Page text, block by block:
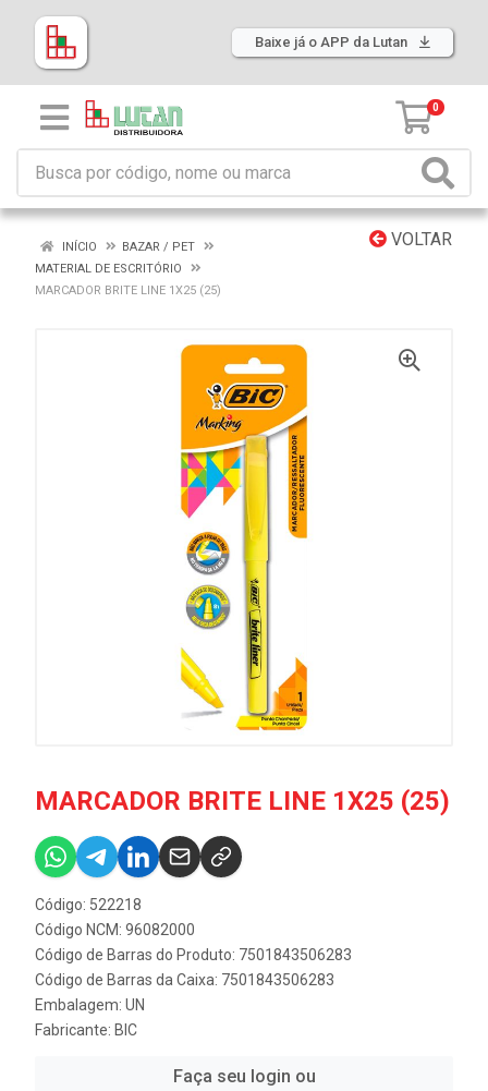
Baixe já o APP da Lutan
0
VOLTAR
INÍCIO
BAZAR / PET
MATERIAL DE ESCRITÓRIO
MARCADOR BRITE LINE 1X25 (25)
MARCADOR BRITE LINE 1X25 (25)
Código: 522218
Código NCM: 96082000
Código de Barras do Produto: 7501843506283
Código de Barras da Caixa: 7501843506283
Embalagem: UN
Fabricante: BIC
Faça seu login ou